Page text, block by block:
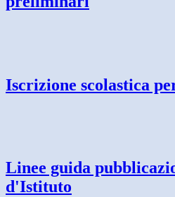
Iscrizione scolastica
Linee guida
d'Istituto